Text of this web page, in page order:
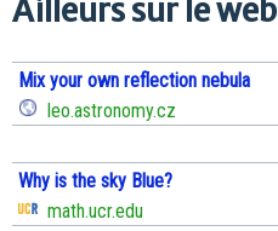
Ailleurs sur le web
Mix your own reflection nebula
leo.astronomy.cz
Why is the sky Blue?
math.ucr.edu